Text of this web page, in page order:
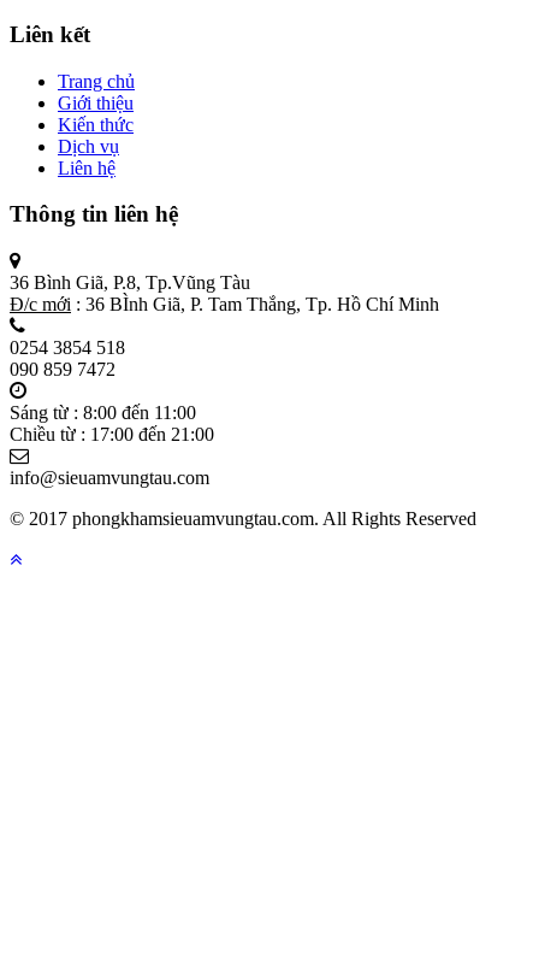
Liên kết
Trang chủ
Giới thiệu
Kiến thức
Dịch vụ
Liên hệ
Thông tin liên hệ
36 Bình Giã, P.8, Tp.Vũng Tàu
Đ/c mới : 36 BÌnh Giã, P. Tam Thắng, Tp. Hồ Chí Minh
0254 3854 518
090 859 7472
Sáng từ : 8:00 đến 11:00
Chiều từ : 17:00 đến 21:00
info@sieuamvungtau.com
© 2017 phongkhamsieuamvungtau.com. All Rights Reserved